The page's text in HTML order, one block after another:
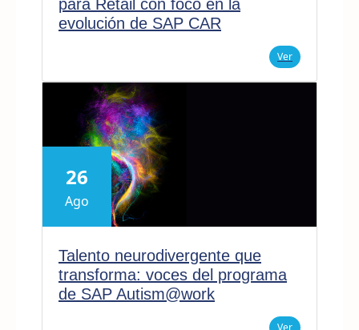
para Retail con foco en la
evolución de SAP CAR
Ver
26
Ago
Talento neurodivergente que
transforma: voces del programa
de SAP Autism@work
Ver